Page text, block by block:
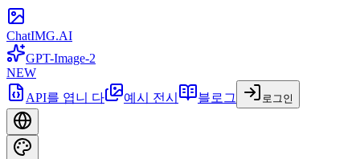
ChatIMG.AI
GPT-Image-2
NEW
API를 엽니 다
예시 전시 블로그 로그인